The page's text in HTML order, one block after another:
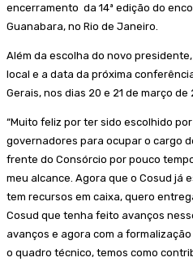
encerramento da 14ª edição do
Guanabara, no Rio de Janeiro.
Além da escolha do novo
local e a data da próxima
Gerais, nos dias 20 e 21 de março de
“Muito feliz por ter sido escolhido
governadores para ocupar o cargo
frente do Consórcio por pouco
meu alcance. Agora que o Cosud já
tem recursos em caixa, quero
Cosud que tenha feito avanços
avanços e agora com a
o quadro técnico, temos como